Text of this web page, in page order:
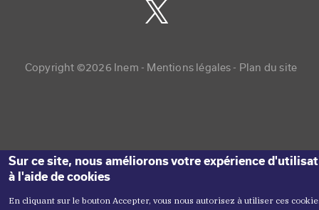
Copyright ©2026 Inem - Copyright menu
Mentions légales Plan du site
Sur ce site, nous améliorons votre expérience
à l'aide de cookies
En cliquant sur le bouton Accepter, vous nous autorisez à utiliser ces